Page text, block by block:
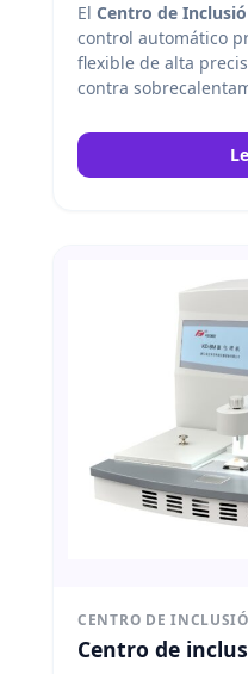
El Centro de
control automático
flexible de alta
contra
de trabajo. Kedee
CENTRO DE
Centro de